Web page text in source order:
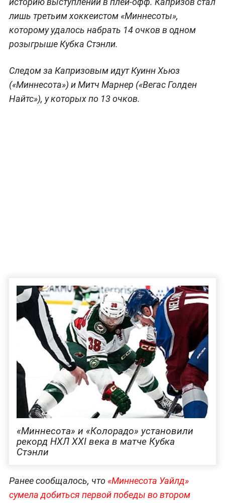
лишь третьим хоккеистом «Миннесоты»,
которому удалось набрать 14 очков в одном
розыгрыше Кубка Стэнли.
Следом за Капризовым идут Куинн Хьюз
(«Миннесота») и Митч Марнер («Вегас Голден
Найтс»), у которых по 13 очков.
«Миннесота» и «Колорадо» установили
рекорд НХЛ XXI века в матче Кубка
Стэнли
Ранее сообщалось, что«Миннесота Уайлд»
сумела добиться первой победы во втором